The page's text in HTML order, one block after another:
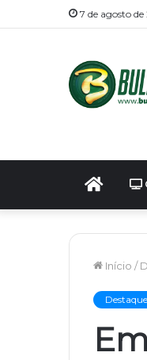
7 de agosto
Início
Início /